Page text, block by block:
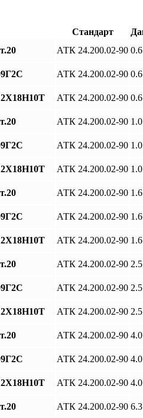
Стандарт
АТК 24.200.02-90
АТК 24.200.02-90
АТК 24.200.02-90
АТК 24.200.02-90
АТК 24.200.02-90
АТК 24.200.02-90
АТК 24.200.02-90
АТК 24.200.02-90
АТК 24.200.02-90
АТК 24.200.02-90
АТК 24.200.02-90
АТК 24.200.02-90
АТК 24.200.02-90
АТК 24.200.02-90
АТК 24.200.02-90
АТК 24.200.02-90